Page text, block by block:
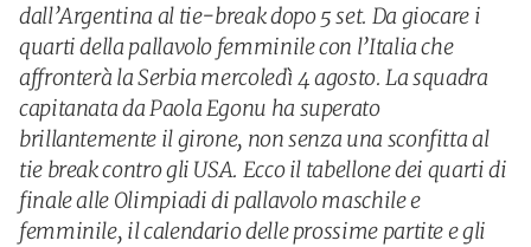
dall’Argentina al tie-break dopo 5 set. Da giocare i
quarti della pallavolo femminile con l’Italia che
affronterà la Serbia mercoledì 4 agosto. La squadra
capitanata da Paola Egonu ha superato
brillantemente il girone, non senza una sconfitta al
tie break contro gli USA. Ecco il tabellone dei quarti di
finale alle Olimpiadi di pallavolo maschile e
femminile, il calendario delle prossime partite e gli